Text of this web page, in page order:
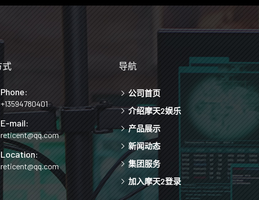
式
Phone:
+13594780401
E-mail:
reticent@qq.com
Location:
reticent@qq.com
导航
公司首页
介绍摩天2娱乐
产品展示
新闻动态
集团服务
加入摩天2登录